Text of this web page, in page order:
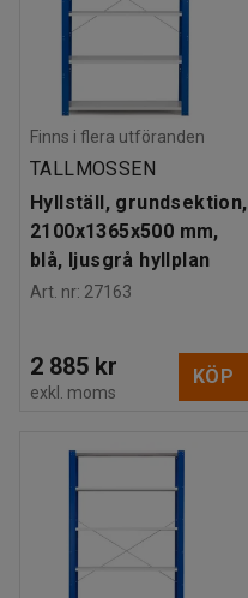
Finns i flera utföranden
TALLMOSSEN
Hyllställ, grundsektion,
2100x1365x500 mm,
blå, ljusgrå hyllplan
Art. nr: 27163
2 885 kr
exkl. moms
KÖP